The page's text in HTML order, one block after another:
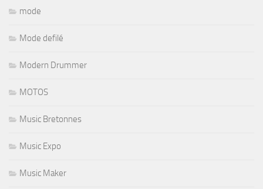
mode
Mode defilé
Modern Drummer
MOTOS
Music Bretonnes
Music Expo
Music Maker